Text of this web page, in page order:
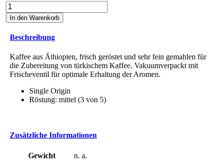
Türkischer
Kaffee
-
Menge
In den Warenkorb
Beschreibung
Kaffee aus Äthiopien, frisch geröstet und sehr fein gemahlen für
die Zubereitung von türkischem Kaffee. Vakuumverpackt mit
Frischeventil für optimale Erhaltung der Aromen.
Single Origin
Röstung: mittel (3 von 5)
Zusätzliche Informationen
Gewicht n. a.